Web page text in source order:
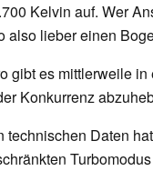
Kelvin auf. Wer
also lieber einen
gibt es mittlerweile
Konkurrenz
technischen Daten